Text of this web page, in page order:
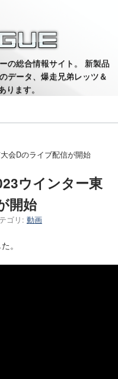
の総合情報サイト。 新製品
データ、爆走兄弟レッツ＆
ます。
会Dのライブ配信が開始
ウインター東
開始
ゴリ: 動画
。